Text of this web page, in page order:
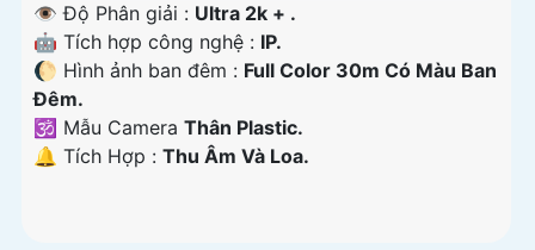
👁 Độ Phân giải : Ultra 2k + .
🤖️ Tích hợp công nghệ : IP.
🌔 Hình ảnh ban đêm : Full Color 30m Có Màu Ban
Ðêm.
🕉️ Mẫu Camera Thân Plastic.
️🔔 Tích Hợp : Thu Âm Và Loa.